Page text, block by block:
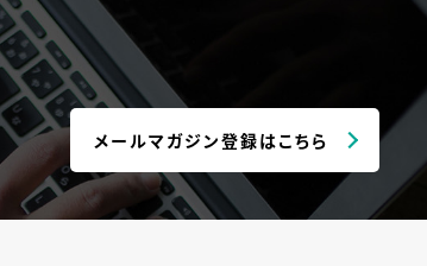
メールマガジン登録はこちら